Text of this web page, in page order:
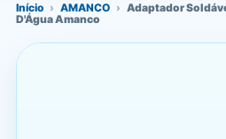
Início › AMANCO › Adaptador
D'Água Amanco